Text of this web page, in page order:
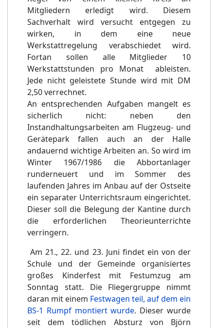
Mitgliedern erledigt wird. Diesem
Sachverhalt wird versucht entgegen zu
wirken, in dem eine neue
Werkstattregelung verabschiedet wird.
Fortan sollen alle Mitglieder 10
Werkstattstunden pro Monat ableisten.
Jede nicht geleistete Stunde wird mit DM
2,50 verrechnet.
An entsprechenden Aufgaben mangelt es
sicherlich nicht: neben den
Instandhaltungsarbeiten am Flugzeug- und
Gerätepark fallen auch an der Halle
andauernd wichtige Arbeiten an. So wird im
Winter 1967/1986 die Abbortanlager
runderneuert und im Sommer des
laufenden Jahres im Anbau auf der Ostseite
ein separater Unterrichtsraum eingerichtet.
Dieser soll die Belegung der Kantine durch
die erforderlichen Theorieunterrichte
verringern.
Am 21., 22. und 23. Juni findet ein von der
Schule und der Gemeinde organisiertes
großes Kinderfest mit Festumzug am
Sonntag statt. Die Fliegergruppe nimmt
daran mit einem Festwagen teil, auf dem ein
BS-1 Rumpf montiert wurde. Dieser wurde
seit dem tödlichen Absturz von Björn